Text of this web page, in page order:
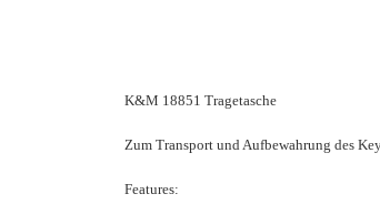
K&M 18851 Tragetasche
Zum Transport und Aufbewahrung des
Features: